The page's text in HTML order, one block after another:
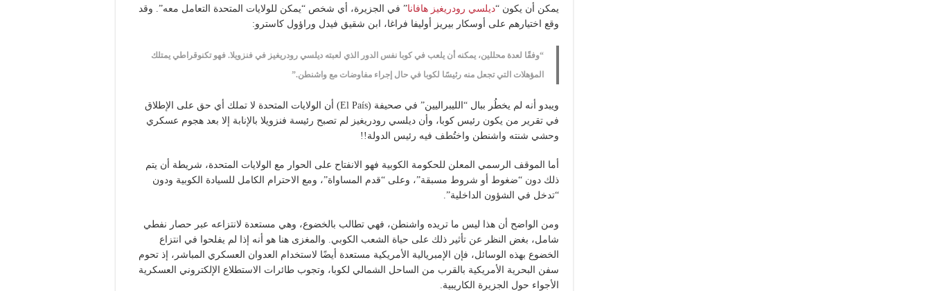
يمكن أن يكون “ديلسي رودريغيز هافانا” في الجزيرة، أي شخص “يمكن للولايات المتحدة التعامل معه”. وقد
وقع اختيارهم على أوسكار بيريز أوليفا فراغا، ابن شقيق فيدل وراؤول كاسترو:
“وفقًا لعدة محللين، يمكنه أن يلعب في كوبا نفس الدور الذي لعبته ديلسي رودريغيز في فنزويلا. فهو تكنوقراطي يمتلك
المؤهلات التي تجعل منه رئيسًا لكوبا في حال إجراء مفاوضات مع واشنطن.”
ويبدو أنه لم يخطُر ببال “الليبراليين” في صحيفة (El País) أن الولايات المتحدة لا تملك أي حق على الإطلاق
في تقرير من يكون رئيس كوبا، وأن ديلسي رودريغيز لم تصبح رئيسة فنزويلا بالإنابة إلا بعد هجوم عسكري
وحشي شنته واشنطن واختُطف فيه رئيس الدولة!!
أما الموقف الرسمي المعلن للحكومة الكوبية فهو الانفتاح على الحوار مع الولايات المتحدة، شريطة أن يتم
ذلك دون “ضغوط أو شروط مسبقة”، وعلى “قدم المساواة”، ومع الاحترام الكامل للسيادة الكوبية ودون
“تدخل في الشؤون الداخلية”.
ومن الواضح أن هذا ليس ما تريده واشنطن، فهي تطالب بالخضوع، وهي مستعدة لانتزاعه عبر حصار نفطي
شامل، بغض النظر عن تأثير ذلك على حياة الشعب الكوبي. والمغزى هنا هو أنه إذا لم يفلحوا في انتزاع
الخضوع بهذه الوسائل، فإن الإمبريالية الأمريكية مستعدة أيضًا لاستخدام العدوان العسكري المباشر، إذ تحوم
سفن البحرية الأمريكية بالقرب من الساحل الشمالي لكوبا، وتجوب طائرات الاستطلاع الإلكتروني العسكرية
الأجواء حول الجزيرة الكاريبية.